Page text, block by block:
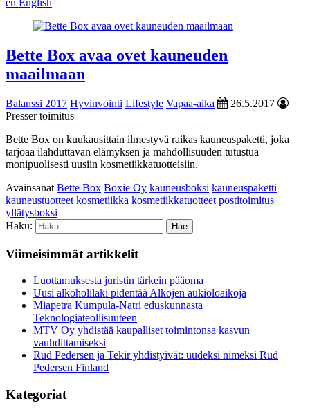
en English
Bette Box avaa ovet kauneuden
maailmaan
Balanssi 2017 Hyvinvointi Lifestyle Vapaa-aika
26.5.2017
Presser toimitus
Bette Box on kuukausittain ilmestyvä raikas kauneuspaketti, joka
tarjoaa ilahduttavan elämyksen ja mahdollisuuden tutustua
monipuolisesti uusiin kosmetiikkatuotteisiin.
Avainsanat Bette Box Boxie Oy kauneusboksi kauneuspaketti
kauneustuotteet kosmetiikka kosmetiikkatuotteet postitoimitus
yllätysboksi
Haku:
Viimeisimmät artikkelit
Luottamuksesta juristin tärkein pääoma
Uusi alkoholilaki pidentää Alkojen aukioloaikoja
Miapetra Kumpula-Natri eduskunnasta
Teknologiateollisuuteen
MTV Oy yhdistää kaupalliset toimintonsa kasvun
vauhdittamiseksi
Rud Pedersen ja Tekir yhdistyivät: uudeksi nimeksi Rud
Pedersen Finland
Kategoriat